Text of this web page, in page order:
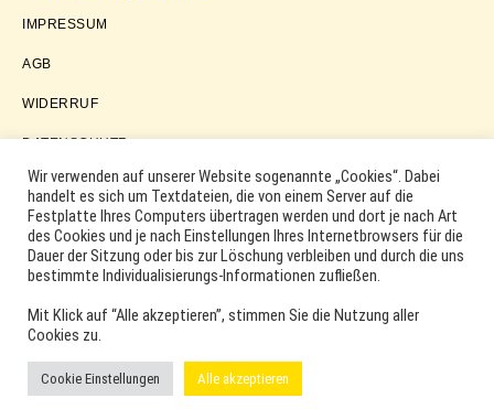
Störmer
IMPRESSUM
AGB
WIDERRUF
DATENSCHUTZ
COPYRIGHT © 2026 · WORDPRESS
LOG IN
MARKEN, ERSATZTEILNUMMERN, PRODUKTNAMEN SOWIE
PRODUKTABBILDUNGEN UND LOGOS WERDEN NUR ZUR
IDENTIFIKATION DER PRODUKTE VERWENDET UND KÖNNEN
EINGETRAGENE MARKEN DER ENTSPRECHENDEN
HERSTELLER SEIN. VERWENDETE MARKEN- UND
ODER EINGETRAGENE WARENZEICHEN DER
ENTSPRECHENDEN INHABER.
Wir verwenden auf unserer Website sogenannte „Cookies“. Dabei
handelt es sich um Textdateien, die von einem Server auf die
Festplatte Ihres Computers übertragen werden und dort je nach Art
des Cookies und je nach Einstellungen Ihres Internetbrowsers für die
Dauer der Sitzung oder bis zur Löschung verbleiben und durch die uns
bestimmte Individualisierungs-Informationen zufließen.
Mit Klick auf “Alle akzeptieren”, stimmen Sie die Nutzung aller
Cookies zu.
Cookie Einstellungen Alle akzeptieren